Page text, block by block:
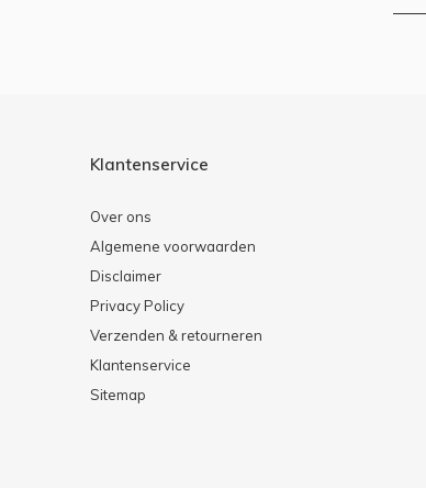
Klantenservice
Over ons
Algemene voorwaarden
Disclaimer
Privacy Policy
Verzenden & retourneren
Klantenservice
Sitemap